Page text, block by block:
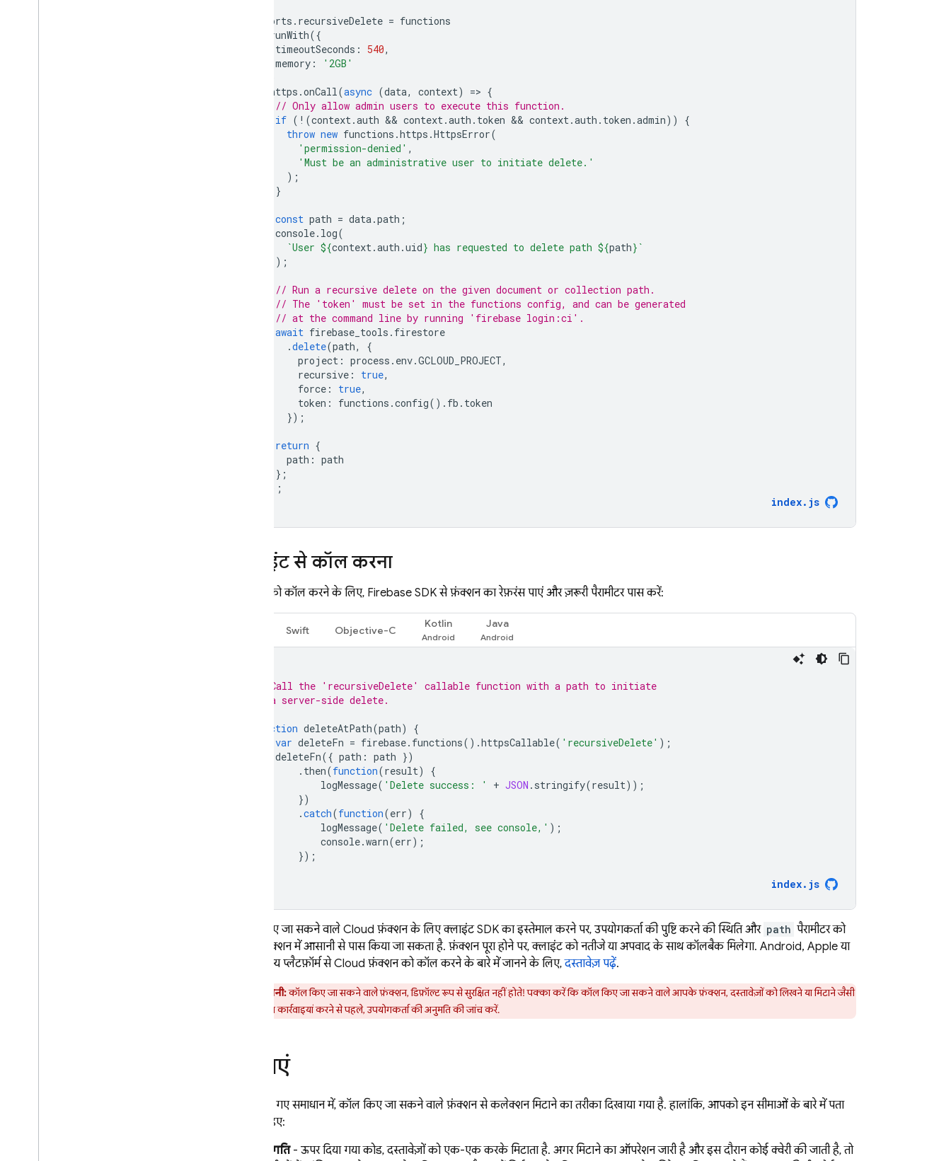
exports . recursiveDelete = functions
runWith({
timeoutSeconds : 540,
memory :
'2GB'
https .onCall(async (data, context) => {
// Only allow admin users to execute this function.
if ( ! (context.auth && context.auth . token && context.auth . token .admin))
{
throw new functions .https .HttpsError(
'permission-denied' ,
'Must be an administrative user to initiate delete.'
);
}
const path = data.path ;
console. log(
`User ${context.auth .uid} has requested to delete path ${path} `
);
// Run a recursive delete on the given document or collection path.
// The 'token' must be set in the functions config, and can be generated
// at the command line by running 'firebase login:ci'.
await firebase_tools . firestore
.delete(path,
{
project : process . env.GCLOUD_PROJECT,
recursive : true,
force : true,
token : functions .config(). fb . token
});
return {
path : path
};
});
index. js
क्लाइंट से कॉल करना
फ़ंक्शन को कॉल करने के लिए, Firebase SDK से फ़ंक्शन का रेफ़रंस पाएं और ज़रूरी पैरामीटर पास करें:
Swift Objective-C
Kotlin Java
* Call the 'recursiveDelete' callable function with a path to initiate
* a server-side delete.
function deleteAtPath(path)
{
var deleteFn = firebase. functions().httpsCallable( 'recursiveDelete' );
deleteFn({ path : path })
. then(function(result)
{
logMessage( 'Delete success: ' + JSON . stringify(result));
})
.catch(function(err)
{
logMessage( 'Delete failed, see console,' );
console.warn(err);
});
index. js
कॉल किए जा सकने वाले Cloud फ़ंक्शन के लिए क्लाइंट SDK का इस्तेमाल करने पर, उपयोगकर्ता की पुष्टि करने की स्थिति और path पैरामीटर को
रिमोट फ़ंक्शन में आसानी से पास किया जा सकता है. फ़ंक्शन पूरा होने पर, क्लाइंट को नतीजे या अपवाद के साथ कॉलबैक मिलेगा. Android, Apple या
किसी अन्य प्लैटफ़ॉर्म से Cloud फ़ंक्शन को कॉल करने के बारे में जानने के लिए,दस्तावेज़ पढ़ें.
चेतावनी:कॉल किए जा सकने वाले फ़ंक्शन, डिफ़ॉल्ट रूप से सुरक्षित नहीं होते! पक्का करें कि कॉल किए जा सकने वाले आपके फ़ंक्शन, दस्तावेज़ों को लिखने या मिटाने जैसी
संवेदनशील कार्रवाइयां करने से पहले, उपयोगकर्ता की अनुमति की जांच करें.
सीमाएं
ऊपर दिए गए समाधान में, कॉल किए जा सकने वाले फ़ंक्शन से कलेक्शन मिटाने का तरीका दिखाया गया है. हालांकि, आपको इन सीमाओं के बारे में पता
होना चाहिए:
संगति- ऊपर दिया गया कोड, दस्तावेज़ों को एक-एक करके मिटाता है. अगर मिटाने का ऑपरेशन जारी है और इस दौरान कोई क्वेरी की जाती है, तो